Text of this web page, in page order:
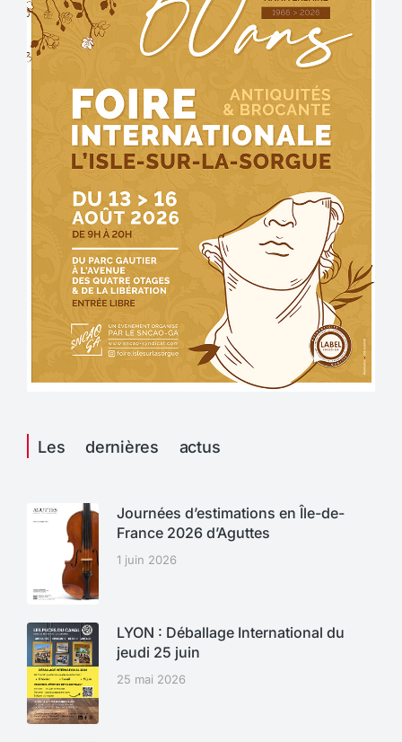
Les dernières actus
Journées d’estimations en Île-de-
France 2026 d’Aguttes
1 juin 2026
LYON : Déballage International du
jeudi 25 juin
25 mai 2026